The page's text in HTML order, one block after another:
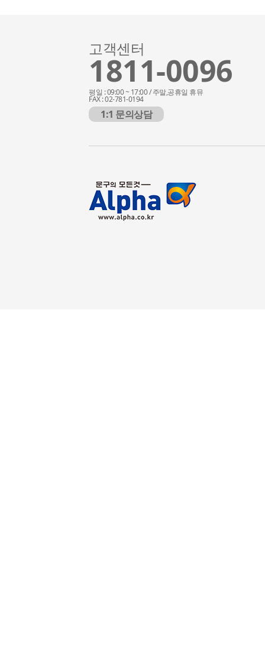
고객센터
1811-0096
평일 : 09:00 ~ 17:00 / 주말,공휴일 휴뮤
FAX : 02-781-0194
1:1 문의상담